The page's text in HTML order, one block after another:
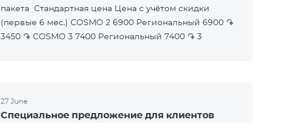
пакета Стандартная цена Цена с учётом скидки
(первые 6 мес.) COSMO 2 6900 Региональный 6900 ֏
3450 ֏ COSMO 3 7400 Региональный 7400 ֏ 3
27 June
Специальное предложение для клиентов